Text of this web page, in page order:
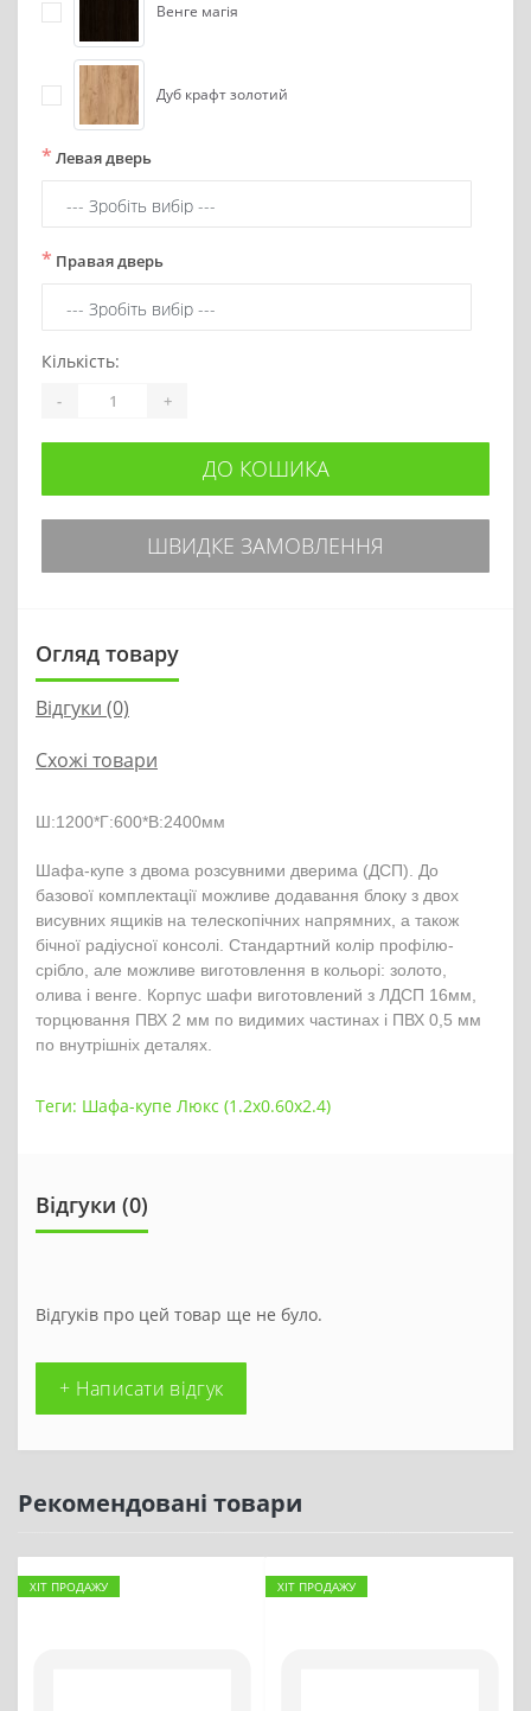
Венге магія
Дуб крафт золотий
* Левая дверь
* Правая дверь
Кількість:
- +
ДО КОШИКА
ШВИДКЕ ЗАМОВЛЕННЯ
Огляд товару
Відгуки (0)
Схожі товари
Ш:1200*Г:600*В:2400мм
Шафа-купе з двома розсувними дверима (ДСП). До
базової комплектації можливе додавання блоку з двох
висувних ящиків на телескопічних напрямних, а також
бічної радіусної консолі. Стандартний колір профілю-
срібло, але можливе виготовлення в кольорі: золото,
олива і венге. Корпус шафи виготовлений з ЛДСП 16мм,
торцювання ПВХ 2 мм по видимих частинах і ПВХ 0,5 мм
по внутрішніх деталях.
Теги: Шафа-купе Люкс (1.2х0.60х2.4)
Відгуки (0)
Відгуків про цей товар ще не було.
+ Написати відгук
Рекомендовані товари
ХІТ ПРОДАЖУ ХІТ ПРОДАЖУ